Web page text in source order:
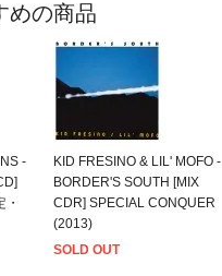
めの商品
-
KID FRESINO & LIL' MOFO -
BORDER'S SOUTH [MIX
CDR] SPECIAL CONQUER
(2013)
SOLD OUT